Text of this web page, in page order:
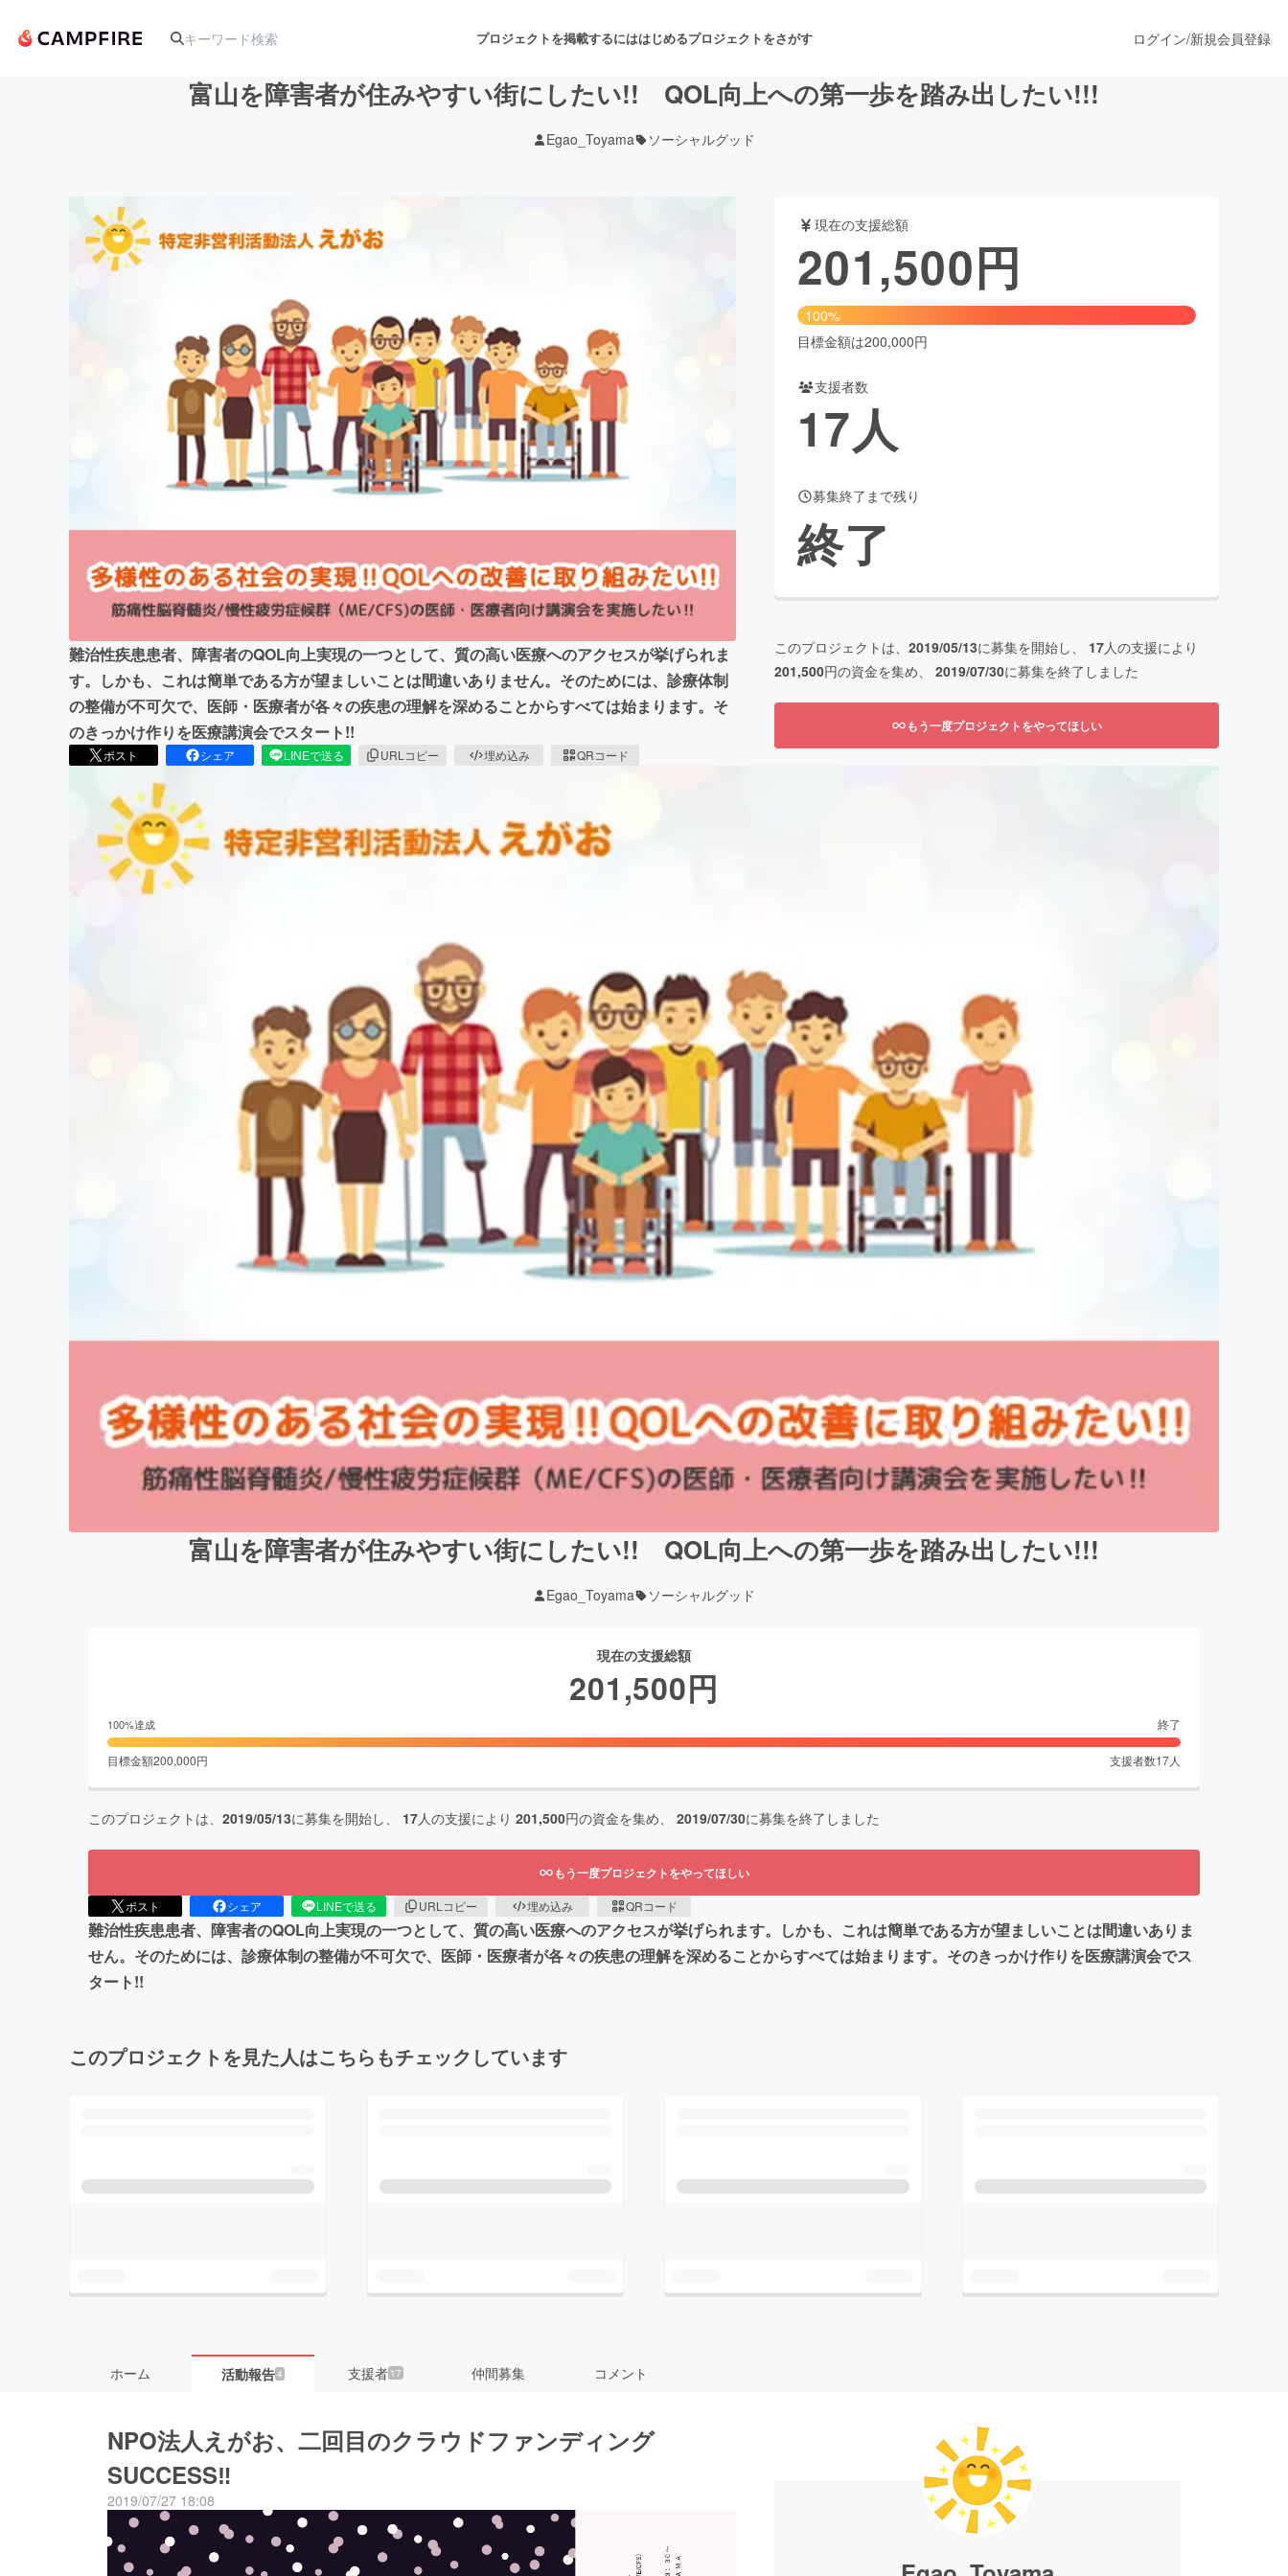
プロジェクトを掲載するにははじめるプロジェクトをさがす
アート・写真 舞台・パフォーマンス
フード・飲食店 ファッション
映像・映画 書籍・雑誌出版
ビジネス・起業 チャレンジ ビューティー・ヘルスケア
まちづくり・地域活性化
CAMPFIREふるさと納税machi-yaコミュニティ
ログイン/新規会員登録
富山を障害者が住みやすい街にしたい!! QOL向上への第一歩を踏み出したい!!!
Egao_Toyama ソーシャルグッド
難治性疾患患者、障害者のQOL向上実現の一つとして、質の高い医療へのアクセスが挙げられま
す。しかも、これは簡単である方が望ましいことは間違いありません。そのためには、診療体制
の整備が不可欠で、医師・医療者が各々の疾患の理解を深めることからすべては始まります。そ
のきっかけ作りを医療講演会でスタート!!
ポスト シェア LINEで送る URLコピー 埋め込み QRコード
現在の支援総額
201,500円
100%
目標金額は200,000円
支援者数
17人
募集終了まで残り
終了
このプロジェクトは、 2019/05/13に募集を開始し、 17人の支援により
201,500円の資金を集め、 2019/07/30に募集を終了しました
もう一度プロジェクトをやってほしい
富山を障害者が住みやすい街にしたい!! QOL向上への第一歩を踏み出したい!!!
Egao_Toyama ソーシャルグッド
現在の支援総額
201,500円
100%達成 終了
目標金額200,000円 支援者数17人
このプロジェクトは、 2019/05/13に募集を開始し、 17人の支援により 201,500円の資金を集め、 2019/07/30に募集を終了しました
もう一度プロジェクトをやってほしい
ポスト シェア LINEで送る URLコピー 埋め込み QRコード
難治性疾患患者、障害者のQOL向上実現の一つとして、質の高い医療へのアクセスが挙げられます。しかも、これは簡単である方が望ましいことは間違いありま
せん。そのためには、診療体制の整備が不可欠で、医師・医療者が各々の疾患の理解を深めることからすべては始まります。そのきっかけ作りを医療講演会でス
タート!!
このプロジェクトを見た人はこちらもチェックしています
ホーム 活動報告4 支援者 17 仲間募集 コメント
NPO法人えがお、二回目のクラウドファンディング
SUCCESS‼
2019/07/27 18:08